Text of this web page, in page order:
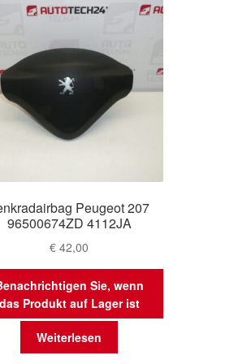
Peugeot 207
96500674ZD 4112JA
€ 42,00
Sie, wenn
Produkt auf Lager ist
Weiterlesen